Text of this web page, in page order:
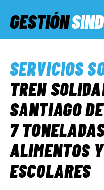
GESTIÓN
SERVICIOS
INFORMES
FUERA DE
SERVICIOS
TREN
SANTIAGO
7
ALIMENTOS
ESCOLARES